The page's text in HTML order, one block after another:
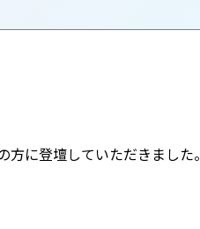
に登壇していただきました。